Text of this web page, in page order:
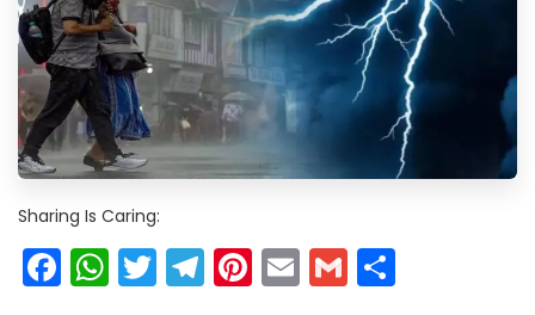
Sharing Is Caring:
Facebook
WhatsApp
Twitter
Telegram
Pinterest
EmailGmail